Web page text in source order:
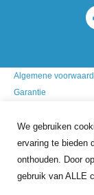
We gebruiken
ervaring te bieden
onthouden. Door
gebruik van ALLE
Algemene
Garantie